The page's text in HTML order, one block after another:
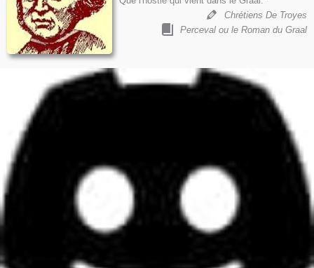
Chrétiens De Troyes
Perceval ou le Roman du Graal